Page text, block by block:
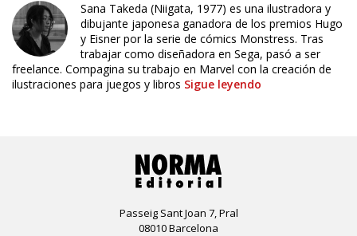
Sana Takeda (Niigata, 1977) es una ilustradora y
dibujante japonesa ganadora de los premios Hugo
y Eisner por la serie de cómics Monstress. Tras
trabajar como diseñadora en Sega, pasó a ser
freelance. Compagina su trabajo en Marvel con la creación de
ilustraciones para juegos y libros Sigue leyendo
Passeig Sant Joan 7, Pral
08010 Barcelona